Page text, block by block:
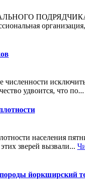
численности
удвоится, что по...
населения
зверей вызвали...
йоркширский